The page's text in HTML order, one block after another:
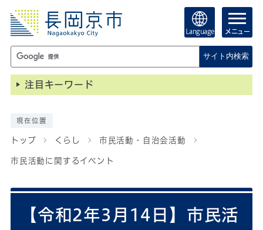
Language メニュー
サイト内検索
注目キーワード
現在位置
トップ くらし 市民活動・自治会活動
市民活動に関するイベント
【令和2年3月14日】市民活